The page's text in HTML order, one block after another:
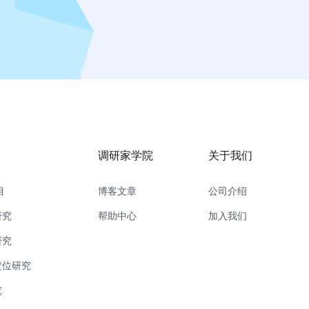
究
究
研究
调研家学院
博客文章
帮助中心
关于我们
公司介绍
加入我们